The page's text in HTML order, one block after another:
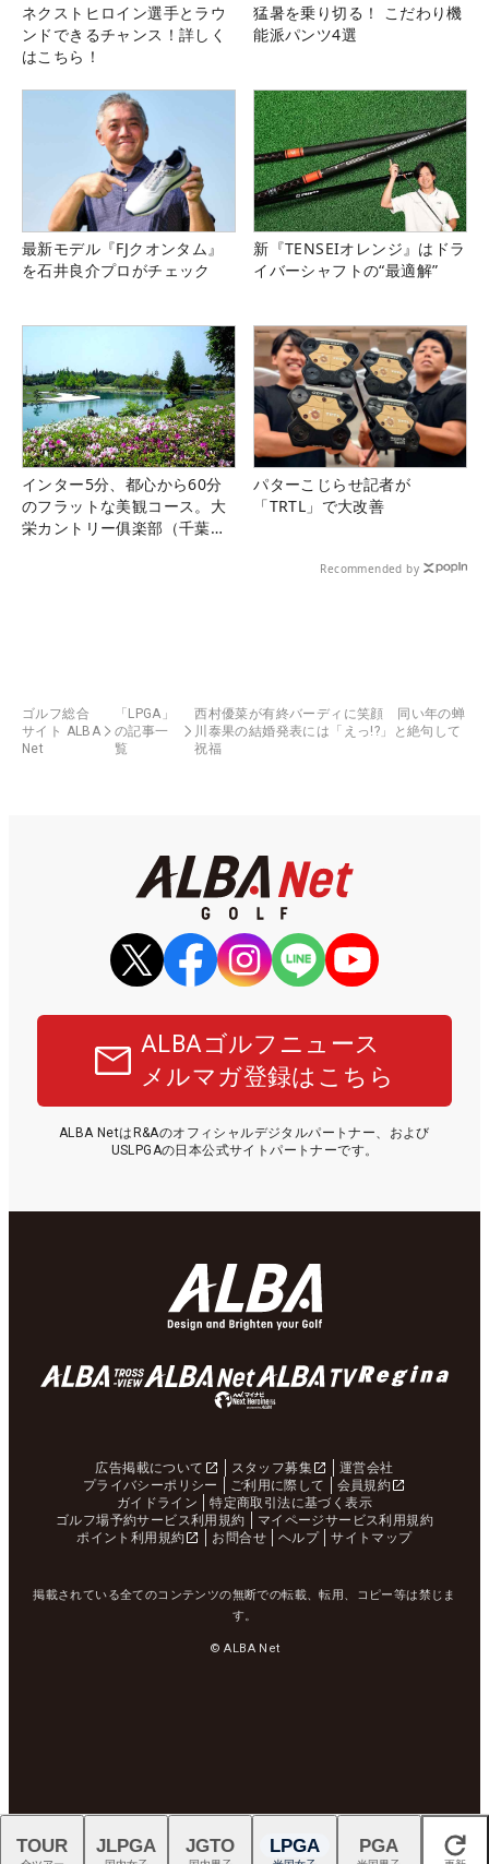
ネクストヒロイン選手とラウ
ンドできるチャンス！詳しく
はこちら！
猛暑を乗り切る！ こだわり機
能派パンツ4選
最新モデル『FJクオンタム』
を石井良介プロがチェック
新『TENSEIオレンジ』はドラ
イバーシャフトの“最適解”
インター5分、都心から60分
のフラットな美観コース。大
栄カントリー俱楽部（千葉
パターこじらせ記者が
「TRTL」で大改善
Recommended by
ゴルフ総合
サイト ALBA
Net
「LPGA」
の記事一
覧
西村優菜が有終バーディに笑顔 同い年の蝉
川泰果の結婚発表には「えっ!?」と絶句して
祝福
ALBAゴルフニュース
メルマガ登録はこちら
ALBA NetはR&Aのオフィシャルデジタルパートナー、および
USLPGAの日本公式サイトパートナーです。
広告掲載について スタッフ募集
運営会社
プライバシーポリシー
ご利用に際して
会員規約
ガイドライン
特定商取引法に基づく表示
ゴルフ場予約サービス利用規約
マイページサービス利用規約
ポイント利用規約
お問合せ ヘルプ サイトマップ
掲載されている全てのコンテンツの無断での転載、転用、コピー等は禁じま
す。
© ALBA Net
閉じる
TOUR JLPGA JGTO LPGA PGA